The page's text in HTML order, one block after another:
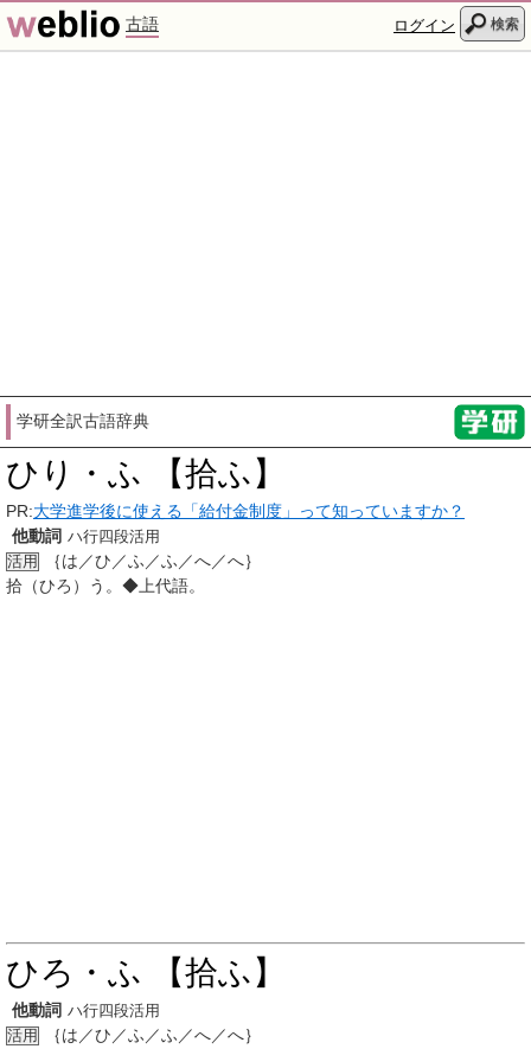
古語 ログイン 検索
学研全訳古語辞典
ひり・ふ 【拾ふ】
PR:大学進学後に使える「給付金制度」って知っていますか？
他動詞 ハ行四段活用
活用
｛は／ひ／ふ／ふ／へ／へ｝
拾（ひろ）う。◆上代語。
ひろ・ふ 【拾ふ】
他動詞 ハ行四段活用
活用
｛は／ひ／ふ／ふ／へ／へ｝